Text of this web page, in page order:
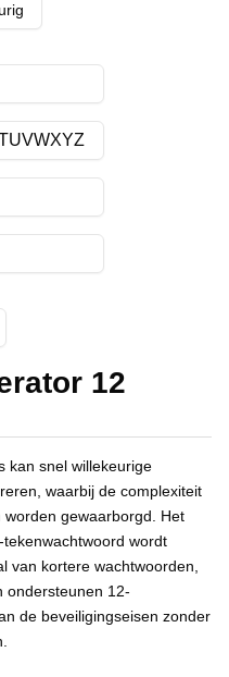
12
kan snel willekeurige
waarbij de complexiteit
gewaarborgd. Het
wordt
van kortere wachtwoorden,
ondersteunen 12-
de beveiligingseisen zonder